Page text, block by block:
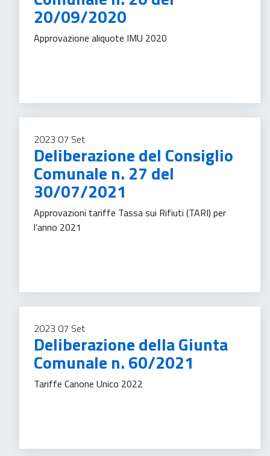
20/09/2020
Approvazione aliquote IMU 2020
2023 07 Set
Deliberazione del Consiglio
Comunale n. 27 del
30/07/2021
Approvazioni tariffe Tassa sui Rifiuti (TARI) per
l’anno 2021
2023 07 Set
Deliberazione della Giunta
Comunale n. 60/2021
Tariffe Canone Unico 2022